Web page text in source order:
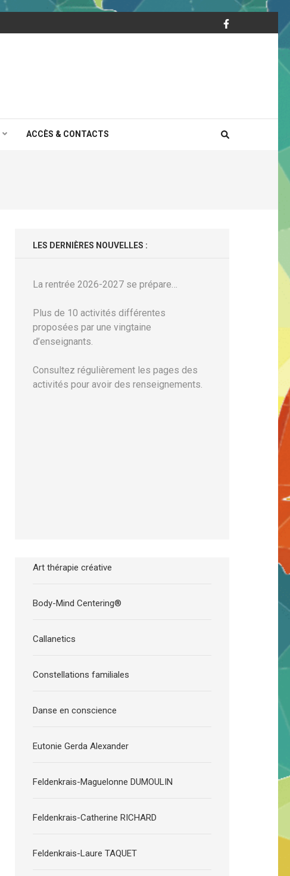
ACCÈS & CONTACTS
LES DERNIÈRES NOUVELLES :
La rentrée 2026-2027 se prépare…
Plus de 10 activités différentes
proposées par une vingtaine
d’enseignants.
Consultez régulièrement les pages des
activités pour avoir des renseignements.
Art thérapie créative
Body-Mind Centering®
Callanetics
Constellations familiales
Danse en conscience
Eutonie Gerda Alexander
Feldenkrais-Maguelonne DUMOULIN
Feldenkrais-Catherine RICHARD
Feldenkrais-Laure TAQUET